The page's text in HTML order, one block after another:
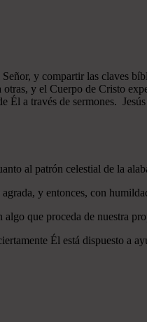
y compartir las claves
otras, y el Cuerpo de Cristo
Él a través de sermones.
al patrón celestial de la
y entonces, con
que proceda de nuestra
Él está dispuesto a